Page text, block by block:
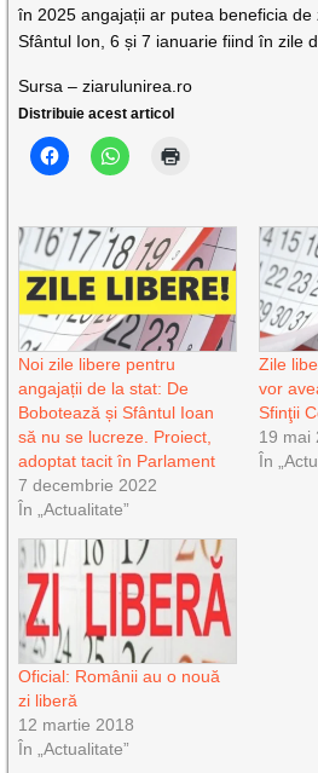
în 2025 angajații ar putea beneficia
Sfântul Ion, 6 și 7 ianuarie fiind în zile
Sursa – ziarulunirea.ro
Distribuie acest articol
Noi zile libere pentru
angajații de la stat: De
Bobotează și Sfântul Ioan
să nu se lucreze. Proiect,
adoptat tacit în Parlament
7 decembrie 2022
În „Actualitate”
Zile
vor
Sfinţii
19 mai
În
Oficial: Românii au o nouă
zi liberă
12 martie 2018
În „Actualitate”